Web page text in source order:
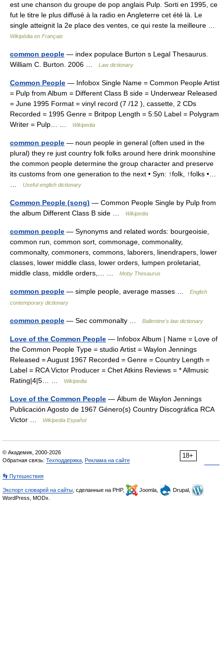
est une chanson du groupe de pop anglais Pulp. Sorti en 1995, ce
fut le titre le plus diffusé à la radio en Angleterre cet été là. Le
single atteignit la 2e place des ventes, ce qui reste la meilleure …
Wikipédia en Français
common people — index populace Burton s Legal Thesaurus.
William C. Burton. 2006 …
Law dictionary
Common People — Infobox Single Name = Common People Artist
= Pulp from Album = Different Class B side = Underwear Released
= June 1995 Format = vinyl record (7 /12 ), cassette, 2 CDs
Recorded = 1995 Genre = Britpop Length = 5:50 Label = Polygram
Writer = Pulp… …
Wikipedia
common people — noun people in general (often used in the
plural) they re just country folk folks around here drink moonshine
the common people determine the group character and preserve
its customs from one generation to the next • Syn: ↑folk, ↑folks •…
Useful english dictionary
Common People (song) — Common People Single by Pulp from
the album Different Class B side …
Wikipedia
common people — Synonyms and related words: bourgeoisie,
common run, common sort, commonage, commonality,
commonalty, commoners, commons, laborers, linendrapers, lower
classes, lower middle class, lower orders, lumpen proletariat,
middle class, middle orders,… …
Moby Thesaurus
common people — simple people, average masses …
English
contemporary dictionary
common people — Sec commonalty … Ballentine's law dictionary
Love of the Common People — Infobox Album | Name = Love of
the Common People Type = studio Artist = Waylon Jennings
Released = August 1967 Recorded = Genre = Country Length =
Label = RCA Victor Producer = Chet Atkins Reviews = * Allmusic
Rating|4|5… …
Wikipedia
Love of the Common People — Álbum de Waylon Jennings
Publicación Agosto de 1967 Género(s) Country Discográfica RCA
Victor …
Wikipedia Español
18+
© Академик, 2000-2026
Обратная связь: Техподдержка Реклама на сайте
👣 Путешествия
Экспорт словарей на сайты , сделанные на PHP, Joomla,
Drupal,
WordPress, MODx.